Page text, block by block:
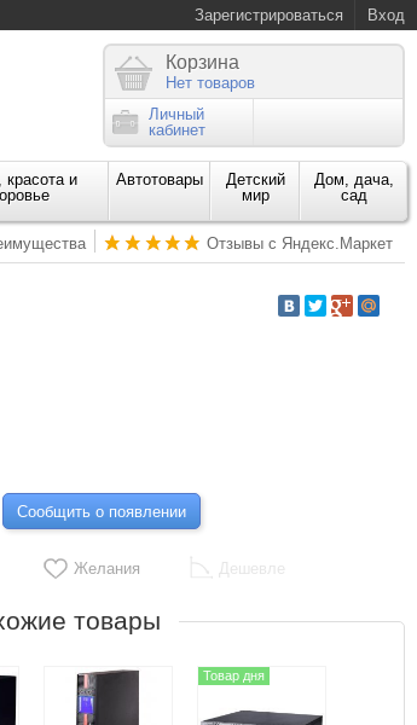
Зарегистрироваться Вход
Корзина
Нет товаров
Личный
кабинет
красота и
Автотовары
Детский
мир
Дом, дача,
сад
Отзывы с Яндекс.Маркет
Сообщить о появлении
Желания Дешевле
товары
Товар дня